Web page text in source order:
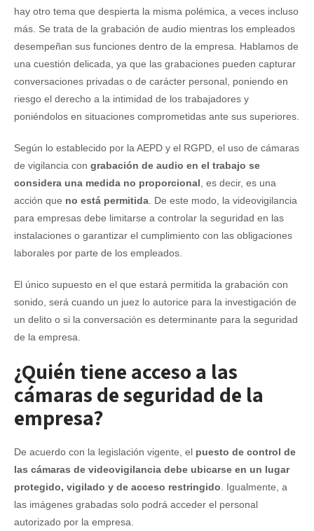
hay otro tema que despierta la misma polémica, a veces incluso
más. Se trata de la grabación de audio mientras los empleados
desempeñan sus funciones dentro de la empresa. Hablamos de
una cuestión delicada, ya que las grabaciones pueden capturar
conversaciones privadas o de carácter personal, poniendo en
riesgo el derecho a la intimidad de los trabajadores y
poniéndolos en situaciones comprometidas ante sus superiores.
Según lo establecido por la AEPD y el RGPD, el uso de cámaras
de vigilancia con grabación de audio en el trabajo se
considera una medida no proporcional , es decir, es una
acción que no está permitida . De este modo, la videovigilancia
para empresas debe limitarse a controlar la seguridad en las
instalaciones o garantizar el cumplimiento con las obligaciones
laborales por parte de los empleados.
El único supuesto en el que estará permitida la grabación con
sonido, será cuando un juez lo autorice para la investigación de
un delito o si la conversación es determinante para la seguridad
de la empresa.
¿Quién tiene acceso a las
cámaras de seguridad de la
empresa?
De acuerdo con la legislación vigente, el puesto de control de
las cámaras de videovigilancia debe ubicarse en un lugar
protegido, vigilado y de acceso restringido . Igualmente, a
las imágenes grabadas solo podrá acceder el personal
autorizado por la empresa.